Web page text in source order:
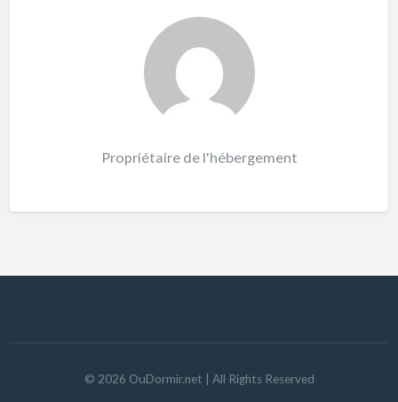
Propriétaire de l'hébergement
© 2026 OuDormir.net | All Rights Reserved